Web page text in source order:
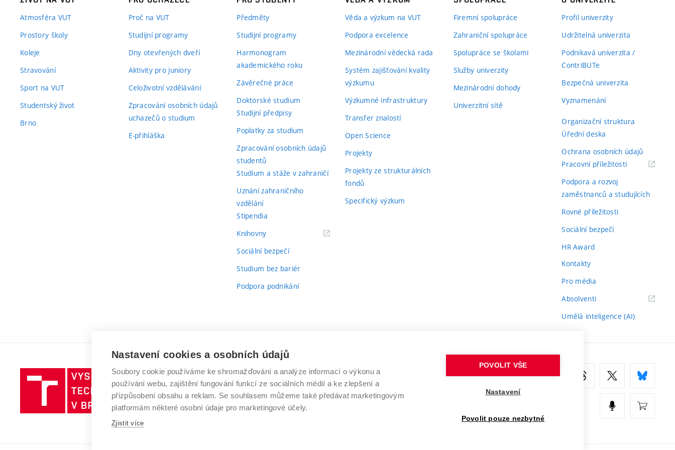
Atmosféra VUT
Prostory školy
Koleje
Stravování
Sport na VUT
Studentský život
Brno
Proč na VUT
Studijní programy
Dny otevřených dveří
Aktivity pro juniory
Celoživotní vzdělávání
Zpracování osobních údajů
uchazečů o studium
E-přihláška
Předměty
Studijní programy
Harmonogram
akademického roku
Závěrečné práce
Doktorské studium
Studijní předpisy
Poplatky za studium
Zpracování osobních údajů
studentů
Studium a stáže v zahraničí
Uznání zahraničního
vzdělání
Stipendia
Knihovny(externí
Sociální bezpečí
Studium bez bariér
Podpora podnikání
Věda a výzkum na VUT
Podpora excelence
Mezinárodní vědecká rada
Systém zajišťování kvality
výzkumu
Výzkumné infrastruktury
Transfer znalostí
Open Science
Projekty
Projekty ze strukturálních
fondů
Specifický výzkum
Firemní spolupráce
Zahraniční spolupráce
Spolupráce se školami
Služby univerzity
Mezinárodní dohody
Univerzitní sítě
Profil univerzity
Udržitelná univerzita
Podnikavá univerzita /
ContriBUTe
Bezpečná univerzita
Vyznamenání
Organizační struktura
Úřední deska
Ochrana osobních údajů
Pracovní příležitosti(externí
Podpora a rozvoj
zaměstnanců a studujících
Rovné příležitosti
Sociální bezpečí
HR Award
Kontakty
Pro média
Absolventi(externí
Umělá inteligence (AI)
Vysoké
učení
technické
v
VYSOKÉ UČENÍ TECHNICKÉ V BRNĚ
Antonínská 548/1
602 00 Brno
www.vut.cz
Nastavení cookies a osobních údajů
Soubory cookie používáme ke shromažďování a analýze informací o výkonu a
používání webu, zajištění fungování funkcí ze sociálních médií a ke zlepšení a
přizpůsobení obsahu a reklam. Se souhlasem můžeme také předávat marketingovým
platformám některé osobní údaje pro marketingové účely.
Zjistit více
POVOLIT VŠE
Nastavení
Povolit pouze nezbytné